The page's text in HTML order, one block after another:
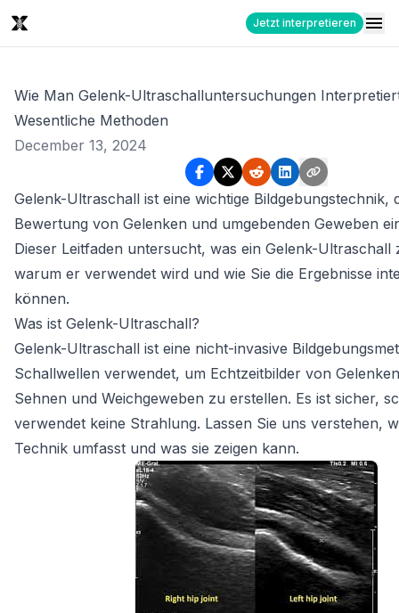
Jetzt interpretieren
Wie Man Gelenk-Ultraschalluntersuchungen
Wesentliche Methoden
December 13, 2024
Gelenk-Ultraschall ist eine wichtige Bildgebungstechnik,
Bewertung von Gelenken und umgebenden Geweben
Dieser Leitfaden untersucht, was ein Gelenk-Ultraschall
warum er verwendet wird und wie Sie die Ergebnisse
können.
Was ist Gelenk-Ultraschall?
Gelenk-Ultraschall ist eine nicht-invasive
Schallwellen verwendet, um Echtzeitbilder von
Sehnen und Weichgeweben zu erstellen. Es ist sicher,
verwendet keine Strahlung. Lassen Sie uns verstehen,
Technik umfasst und was sie zeigen kann.